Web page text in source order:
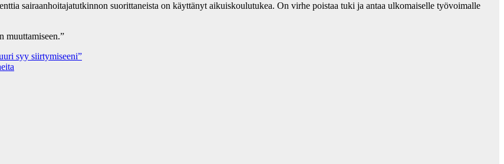
sairaanhoitajatutkinnon suorittaneista on käyttänyt aikuiskoulutukea. On virhe poistaa tuki ja antaa ulkomaiselle työvoimalle
muuttamiseen.”
syy siir­ty­mi­see­ni”